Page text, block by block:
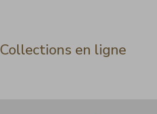
Collections en ligne